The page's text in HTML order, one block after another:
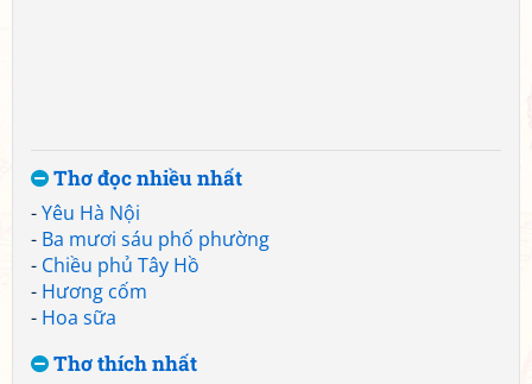
Thơ đọc nhiều nhất
-Yêu Hà Nội
- Ba mươi sáu phố phường
- Chiều phủ Tây Hồ
- Hương cốm
- Hoa sữa
Thơ thích nhất